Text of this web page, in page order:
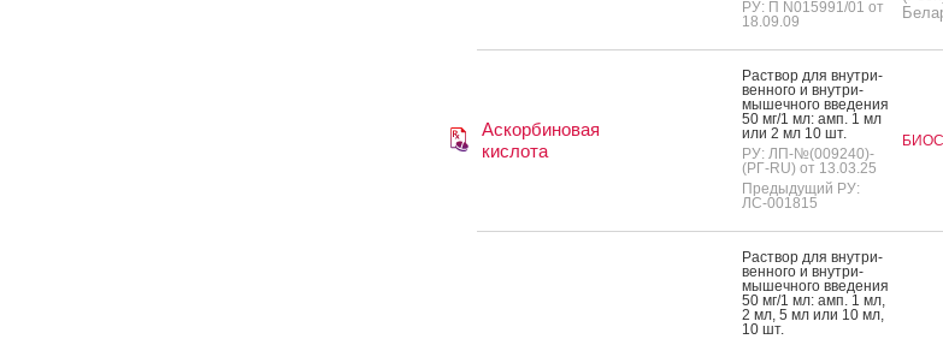
РУ: П N015991/01 от
18.09.09
Аскорбиновая
кислота
Рас­твор для внут­ри­
вен­но­го и внут­ри­
мышеч­но­го вве­дения
50 мг/1 мл: амп. 1 мл
или 2 мл 10 шт.
РУ: ЛП-№(009240)-
(РГ-RU) от 13.03.25
Предыдущий РУ:
ЛС-001815
Рас­твор для внут­ри­
вен­но­го и внут­ри­
мышеч­но­го вве­дения
50 мг/1 мл: амп. 1 мл,
2 мл, 5 мл или 10 мл,
10 шт.